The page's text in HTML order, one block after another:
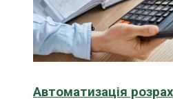
Автоматизація